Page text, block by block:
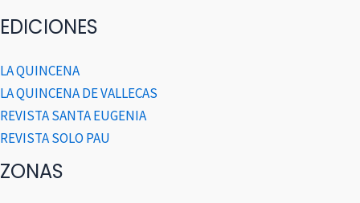
EDICIONES
LA QUINCENA
LA QUINCENA DE VALLECAS
REVISTA SANTA EUGENIA
REVISTA SOLO PAU
ZONAS